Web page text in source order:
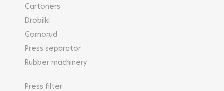
Cartoners
Drobilki
Gornorud
Press separator
Rubber machinery
Press filter